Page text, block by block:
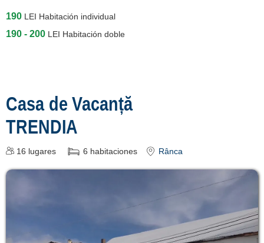
190 LEI Habitación individual
190 - 200 LEI Habitación doble
Casa de Vacanță
TRENDIA
16 lugares 6 habitaciones Rânca
Oltenia »